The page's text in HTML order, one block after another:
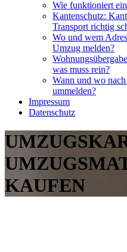
Wie funktioniert
Kantenschutz:
Transport richtig
Wo und wem
Umzug melden?
was muss rein?
Wann und wo
ummelden?
Impressum
Datenschutz
KAUFEN